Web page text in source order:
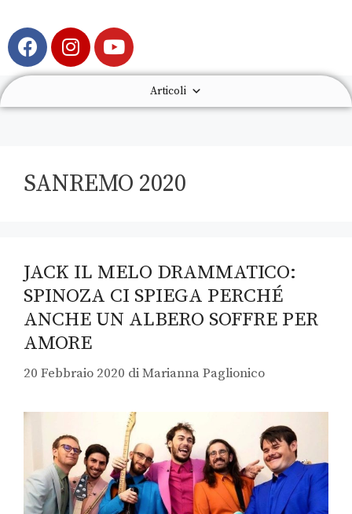
Articoli
SANREMO 2020
JACK IL MELO DRAMMATICO:
SPINOZA CI SPIEGA PERCHÉ
ANCHE UN ALBERO SOFFRE PER
AMORE
20 Febbraio 2020 diMarianna Paglionico